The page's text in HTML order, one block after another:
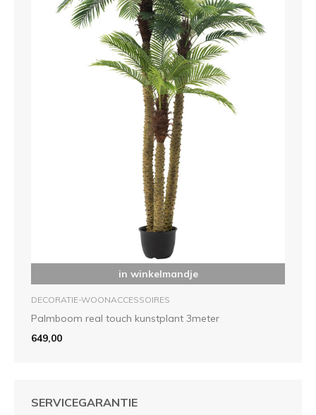
in winkelmandje
DECORATIE-WOONACCESSOIRES
Palmboom real touch kunstplant 3meter
649,00
SERVICEGARANTIE